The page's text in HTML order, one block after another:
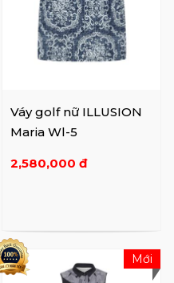
Váy golf nữ ILLUSION
Maria Wl-5
2,580,000 đ
Mới